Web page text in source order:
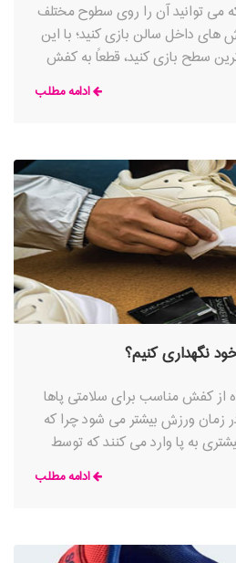
می توانید آن را روی سطوح مختلف
داخل سالن بازی کنید؛ با این
سطح بازی کنید، قطعاً به کفش
برای این ورزش ساخته شده باشند.
پویا است، بنابراین ادامه مطلب
نگهداری کنیم؟
از کفش مناسب برای سلامتی پاها
زمان ورزش بیشتر می شود چرا که
به پا وارد می کنند که توسط
ادامه مطلب